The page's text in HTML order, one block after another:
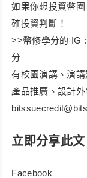
如果你想投資幣
確投資判斷！
>>​幣修學分的 IG
分
有校園演講、演
產品推廣、設計
立即分享此文
Facebook